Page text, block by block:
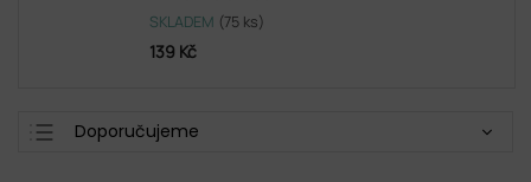
SKLADEM (75 ks)
139 Kč
Doporučujeme